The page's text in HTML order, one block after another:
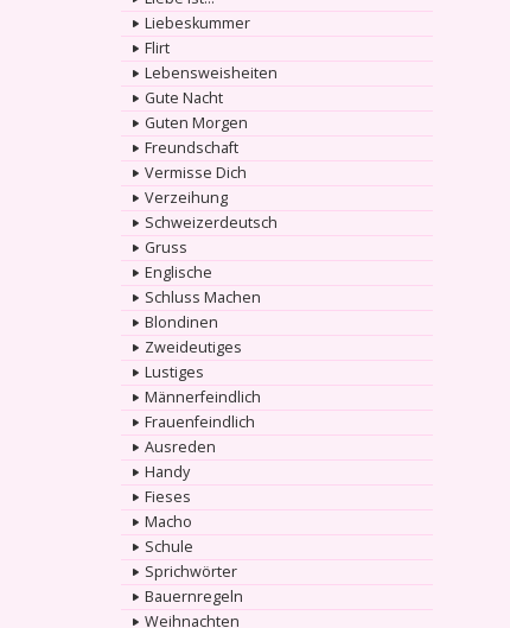
Liebeskummer
Flirt
Lebensweisheiten
Gute Nacht
Guten Morgen
Freundschaft
Vermisse Dich
Verzeihung
Schweizerdeutsch
Gruss
Englische
Schluss Machen
Blondinen
Zweideutiges
Lustiges
Männerfeindlich
Frauenfeindlich
Ausreden
Handy
Fieses
Macho
Schule
Sprichwörter
Bauernregeln
Weihnachten